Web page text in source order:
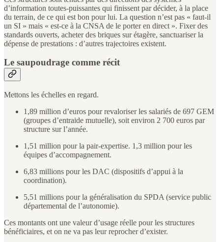
d’information toutes-puissantes qui finissent par décider, à la place
du terrain, de ce qui est bon pour lui. La question n’est pas « faut-il
un SI » mais « est-ce à la CNSA de le porter en direct ». Fixer des
standards ouverts, acheter des briques sur étagère, sanctuariser la
dépense de prestations : d’autres trajectoires existent.
Le saupoudrage comme récit
Mettons les échelles en regard.
1,89 million d’euros pour revaloriser les salariés de 697 GEM
(groupes d’entraide mutuelle), soit environ 2 700 euros par
structure sur l’année.
1,51 million pour la pair-expertise. 1,3 million pour les
équipes d’accompagnement.
6,83 millions pour les DAC (dispositifs d’appui à la
coordination).
5,51 millions pour la généralisation du SPDA (service public
départemental de l’autonomie).
Ces montants ont une valeur d’usage réelle pour les structures
bénéficiaires, et on ne va pas leur reprocher d’exister.